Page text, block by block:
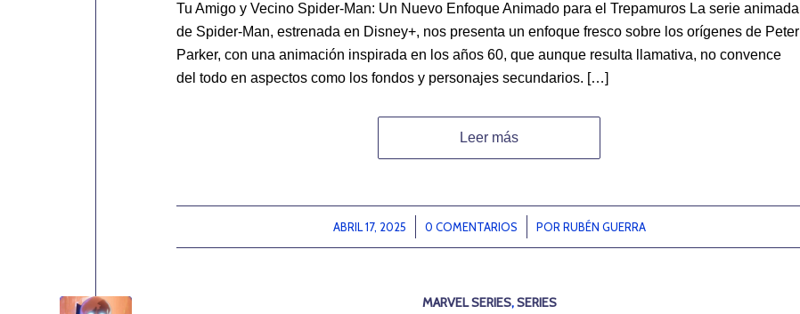
Tu Amigo y Vecino Spider-Man: Un Nuevo Enfoque Animado para el Trepamuros La serie animada
de Spider-Man, estrenada en Disney+, nos presenta un enfoque fresco sobre los orígenes de Peter
Parker, con una animación inspirada en los años 60, que aunque resulta llamativa, no convence
del todo en aspectos como los fondos y personajes secundarios. […]
Leer más
ABRIL 17, 2025
/ 0 COMENTARIOS
/ POR RUBÉN GUERRA
MARVEL SERIES,SERIES